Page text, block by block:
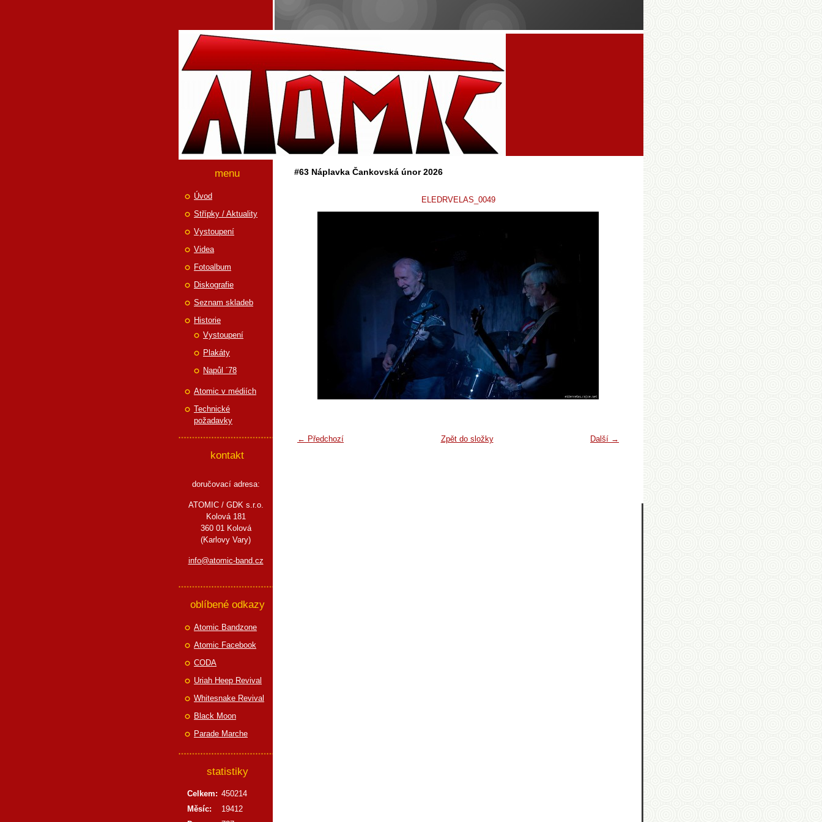
#63 Náplavka Čankovská únor 2026
ELEDRVELAS_0049
← Předchozí Další →
Zpět do složky
menu
Úvod
Střípky / Aktuality
Vystoupení
Videa
Fotoalbum
Diskografie
Seznam skladeb
Historie
Vystoupení
Plakáty
Napůl ´78
Atomic v médiích
Technické
požadavky
kontakt
doručovací adresa:
ATOMIC / GDK s.r.o.
Kolová 181
360 01 Kolová
(Karlovy Vary)
info@atomic-band.cz
oblíbené odkazy
Atomic Bandzone
Atomic Facebook
CODA
Uriah Heep Revival
Whitesnake Revival
Black Moon
Parade Marche
statistiky
Celkem: 450214
Měsíc:
19412